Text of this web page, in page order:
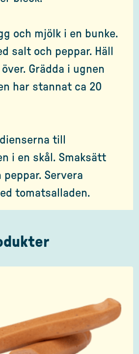
och mjölk i en bunke.
salt och peppar. Häll
Grädda i ugnen
har stannat ca 20
till
i en skål. Smaksätt
Servera
tomatsalladen.